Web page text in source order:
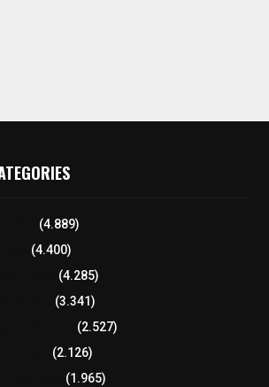
(4.889)
(4.400)
(4.285)
(3.341)
(2.527)
(2.126)
(1.965)